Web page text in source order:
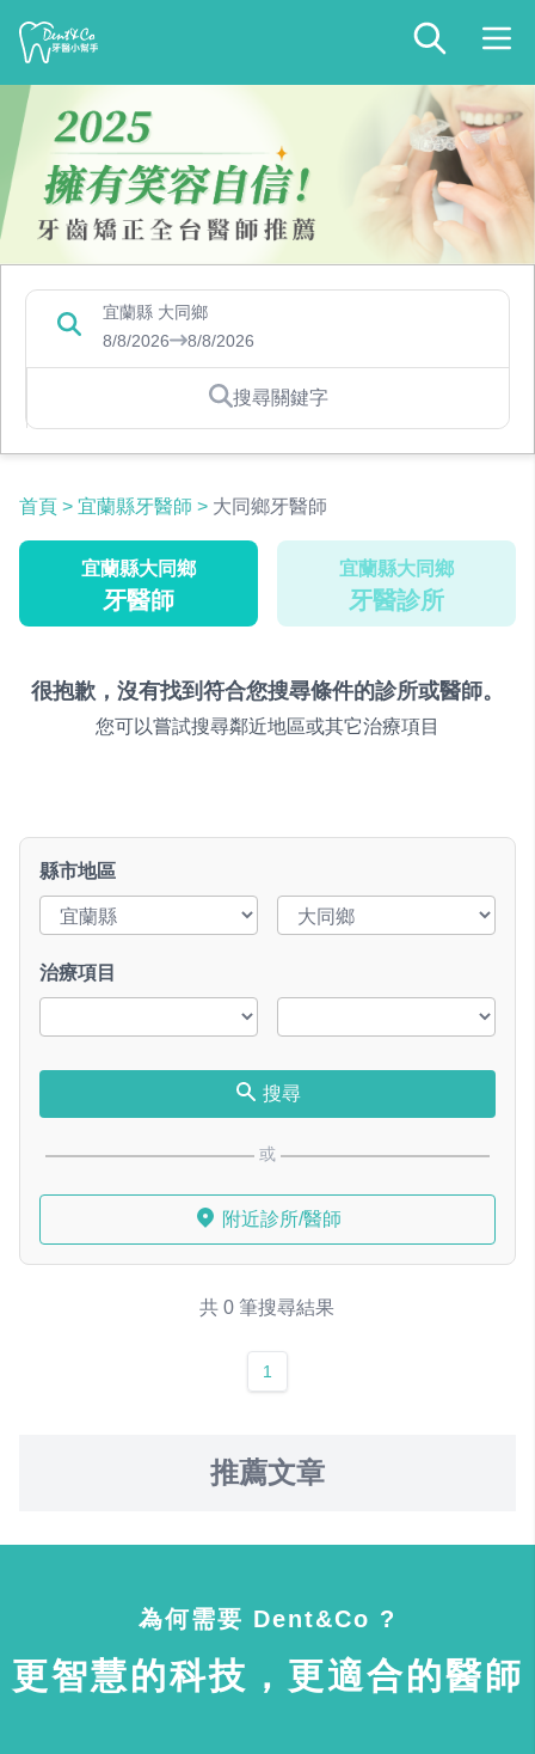
宜蘭縣 大同鄉
8/8/2026
8/8/2026
搜尋關鍵字
首頁 > 宜蘭縣牙醫師 > 大同鄉牙醫師
宜蘭縣大同鄉
牙醫師
宜蘭縣大同鄉
牙醫診所
很抱歉，沒有找到符合您搜尋條件的診所或醫師。
您可以嘗試搜尋鄰近地區或其它治療項目
縣市地區
治療項目
搜尋
或
附近診所/醫師
共 0 筆搜尋結果
1
推薦文章
為何需要 Dent&Co ?
更智慧的科技，更適合的醫師